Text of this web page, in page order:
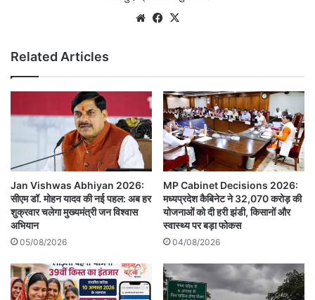
WebsiteFacebook
Related Articles
Jan Vishwas Abhiyan 2026:
सीएम डॉ. मोहन यादव की नई पहल: अब हर
शुक्रवार चलेगा मुख्यमंत्री जन विश्वास
अभियान
05/08/2026
MP Cabinet Decisions 2026:
मध्यप्रदेश कैबिनेट ने 32,070 करोड़ की
योजनाओं को दी हरी झंडी, किसानों और
स्वास्थ्य पर बड़ा फोकस
04/08/2026